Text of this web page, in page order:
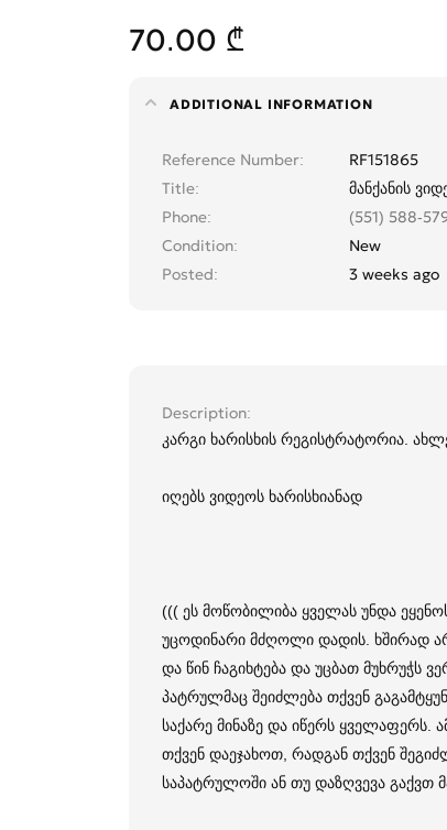
70.00 ₾
ADDITIONAL INFORMATION
Reference Number
RF151865
Title
მანქანის
Phone
(551) 588-
Condition
New
Posted
3 weeks ago
Description
კარგი ხარისხის რეგისტრატორია.
იღებს ვიდეოს ხარისხიანად
((( ეს მოწობილიბა ყველას უნდა
უცოდინარი მძღოლი დადის. ხშირად
და წინ ჩაგიხტება და უცბათ მუხრუჭს
პატრულმაც შეიძლება თქვენ
საქარე მინაზე და იწერს ყველაფერს.
თქვენ დაეჯახოთ, რადგან თქვენ
საპატრულოში ან თუ დაზღვევა გაქვთ